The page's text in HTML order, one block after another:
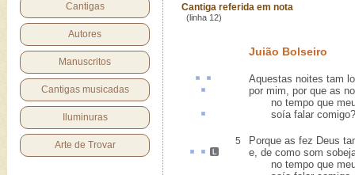
Cantigas
Autores
Manuscritos
Cantigas musicadas
Iluminuras
Arte de Trovar
Cantiga referida em nota
(linha 12)
Juião Bolseiro
Aquestas noites tam
por mim, por que as
no tempo que meu
soíafalar comigo?
5
Porque as fez Deus
e, de como som
no tempo que meu